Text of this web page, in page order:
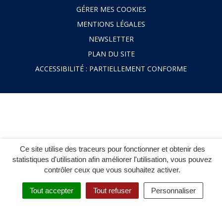
Ce site utilise des traceurs pour fonctionner et obtenir des
statistiques d'utilisation afin améliorer l'utilisation, vous pouvez
contrôler ceux que vous souhaitez activer.
Tout accepter Tout refuser Personnaliser
GÉRER MES COOKIES
MENTIONS LÉGALES
NEWSLETTER
PLAN DU SITE
ACCESSIBILITÉ : PARTIELLEMENT CONFORME